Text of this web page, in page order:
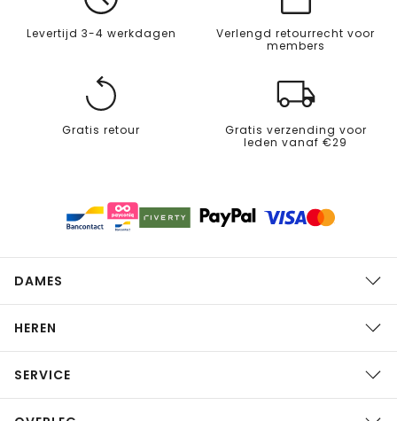
Levertijd 3-4 werkdagen
Verlengd retourrecht voor
members
Gratis retour
Gratis verzending voor
leden vanaf €29
DAMES
HEREN
SERVICE